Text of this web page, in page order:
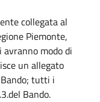
collegata al
Piemonte,
modo di
un allegato
tutti i
Bando.